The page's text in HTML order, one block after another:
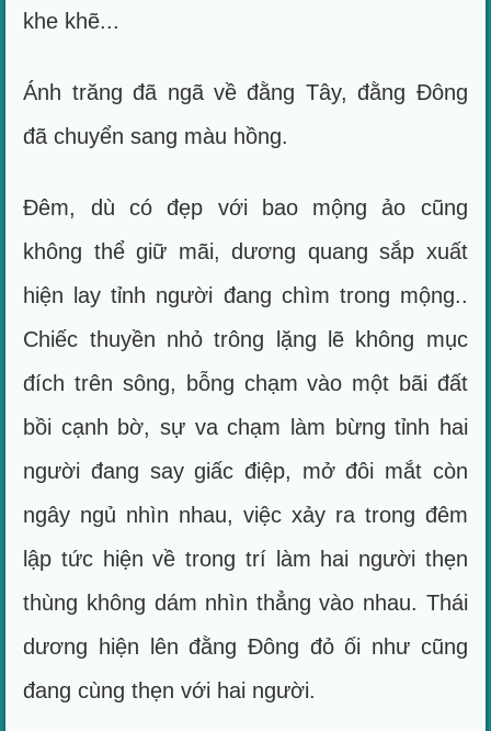
khe khẽ...
Ánh trăng đã ngã về đằng Tây, đằng Đông
đã chuyển sang màu hồng.
Đêm, dù có đẹp với bao mộng ảo cũng
không thể giữ mãi, dương quang sắp xuất
hiện lay tỉnh người đang chìm trong mộng..
Chiếc thuyền nhỏ trông lặng lẽ không mục
đích trên sông, bỗng chạm vào một bãi đất
bồi cạnh bờ, sự va chạm làm bừng tỉnh hai
người đang say giấc điệp, mở đôi mắt còn
ngây ngủ nhìn nhau, việc xảy ra trong đêm
lập tức hiện về trong trí làm hai người thẹn
thùng không dám nhìn thẳng vào nhau. Thái
dương hiện lên đằng Đông đỏ ối như cũng
đang cùng thẹn với hai người.